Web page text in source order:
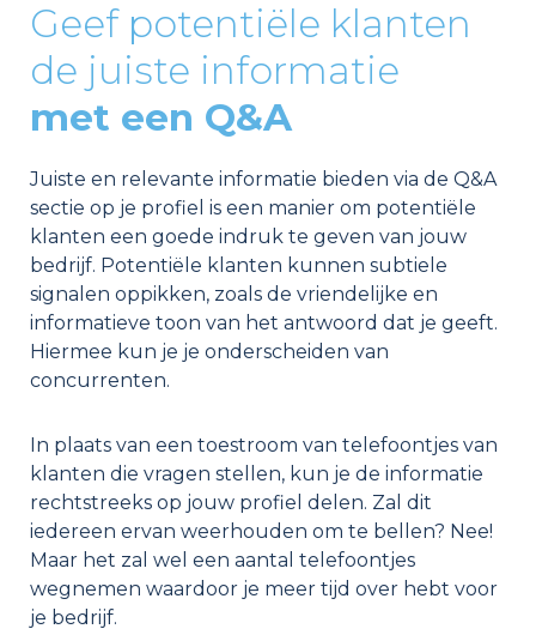
Geef potentiële klanten
de juiste informatie
met een Q&A
Juiste en relevante informatie bieden via de Q&A
sectie op je profiel is een manier om potentiële
klanten een goede indruk te geven van jouw
bedrijf. Potentiële klanten kunnen subtiele
signalen oppikken, zoals de vriendelijke en
informatieve toon van het antwoord dat je geeft.
Hiermee kun je je onderscheiden van
concurrenten.
In plaats van een toestroom van telefoontjes van
klanten die vragen stellen, kun je de informatie
rechtstreeks op jouw profiel delen. Zal dit
iedereen ervan weerhouden om te bellen? Nee!
Maar het zal wel een aantal telefoontjes
wegnemen waardoor je meer tijd over hebt voor
je bedrijf.